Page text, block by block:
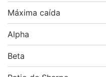
Máxima caída
Alpha
Beta